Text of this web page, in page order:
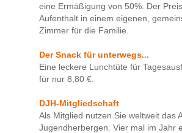
eine Ermäßigung von 50%. Der
Aufenthalt in einem eigenen,
Zimmer für die Familie.
Der Snack für unterwegs...
Eine leckere Lunchtüte für
für nur 8,80 €.
DJH-Mitgliedschaft
Als Mitglied nutzen Sie weltweit das
Jugendherbergen. Vier mal im Jahr